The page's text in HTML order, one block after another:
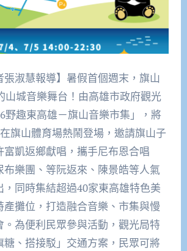
張淑慧報導】暑假首個週末，旗山
山城音樂舞台！由高雄市政府觀光
野趣東高雄－旗山音樂市集」，將
旗山體育場熱鬧登場，邀請旗山子
富凱返鄉獻唱，攜手尼布恩合唱
布樂團、等阮返來、陳景皓等人氣
，同時集結超過40家東高雄特色美
產攤位，打造融合音樂、市集與慢
。為便利民眾參與活動，觀光局特
糖、搭接駁」交通方案，民眾可將